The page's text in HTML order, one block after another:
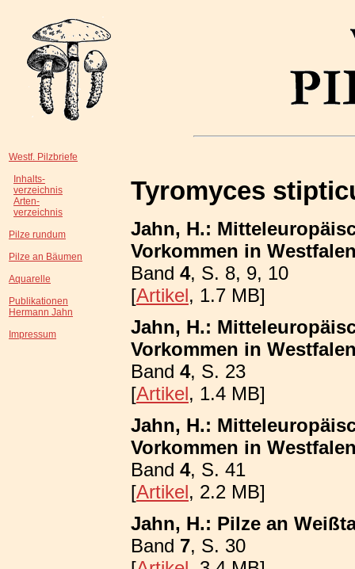
Westf. Pilzbriefe
Inhalts-
verzeichnis
Arten-
verzeichnis
Pilze rundum
Pilze an Bäumen
Aquarelle
Publikationen
Hermann Jahn
Impressum
Tyromyces
Jahn, H.:
Vorkommen in
Band 4, S. 8, 9, 10
[Artikel, 1.7 MB]
Jahn, H.:
Vorkommen in
Band 4, S. 23
[Artikel, 1.4 MB]
Jahn, H.:
Vorkommen in
Band 4, S. 41
[Artikel, 2.2 MB]
Jahn, H.: Pilze an
Band 7, S. 30